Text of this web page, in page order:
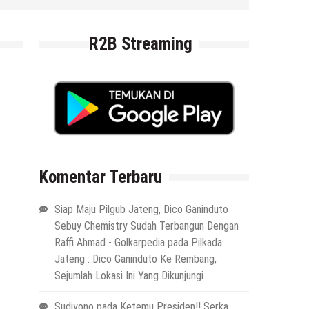
R2B Streaming
Komentar Terbaru
Siap Maju Pilgub Jateng, Dico Ganinduto
Sebuy Chemistry Sudah Terbangun Dengan
Raffi Ahmad - Golkarpedia pada Pilkada
Jateng : Dico Ganinduto Ke Rembang,
Sejumlah Lokasi Ini Yang Dikunjungi